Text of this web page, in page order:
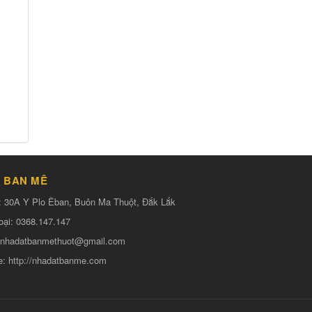
BAN MÊ
30A Y Plo Êban, Buôn Ma Thuột, Đắk Lắk
0368.147.147
nhadatbanmethuot@gmail.com
http://nhadatbanme.com